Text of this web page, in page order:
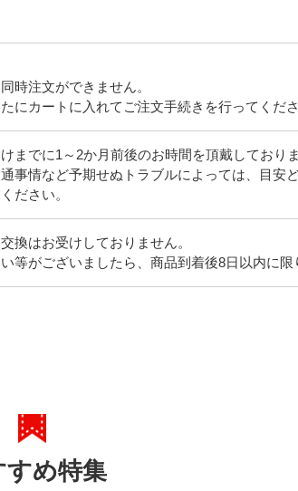
時注文ができません。
にカートに入れてご注文手続きを行ってくださ
までに1～2か月前後のお時間を頂戴しておりま
事情など予期せぬトラブルによっては、目安
ださい。
換はお受けしておりません。
がございましたら、商品到着後8日以内に限
すめ特集